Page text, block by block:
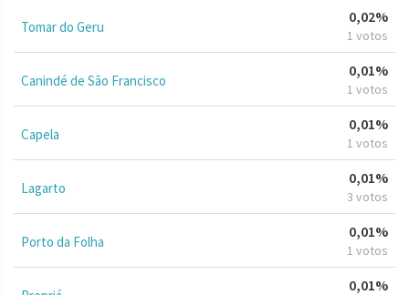
Tomar do Geru
0,02%
1 votos
Canindé de São Francisco
0,01%
1 votos
Capela
0,01%
1 votos
Lagarto
0,01%
3 votos
Porto da Folha
0,01%
1 votos
0,01%